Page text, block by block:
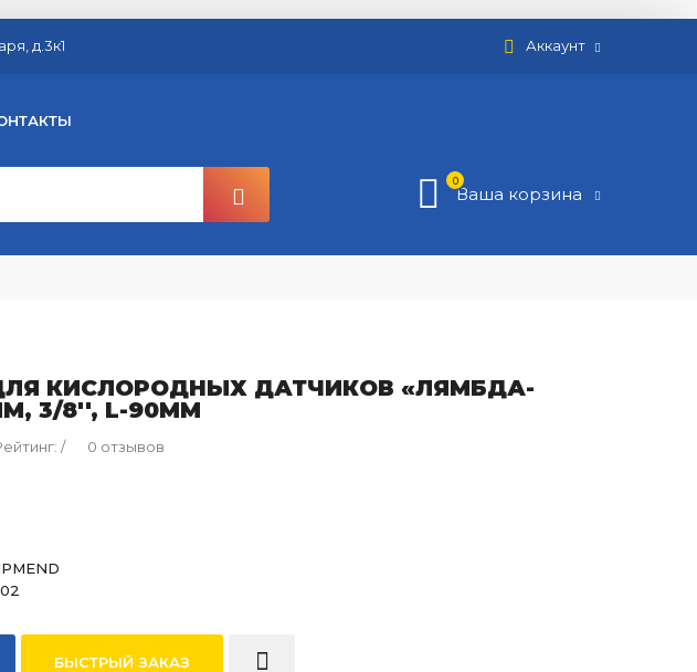
д.3к1 Аккаунт
0
Ваша корзина
КИСЛОРОДНЫХ ДАТЧИКОВ «ЛЯМБДА-
3/8'', L-90ММ
/ 0 отзывов
БЫСТРЫЙ ЗАКАЗ